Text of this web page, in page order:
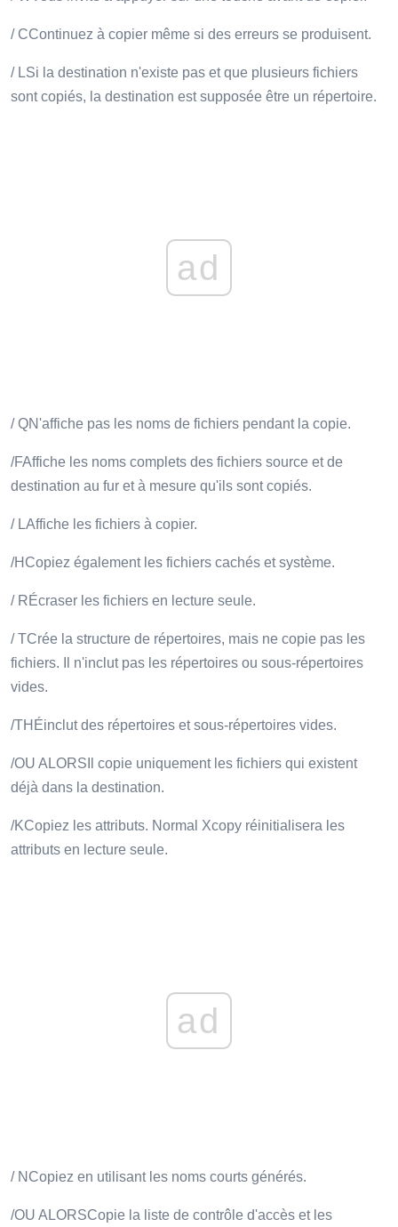
/ CContinuez à copier même si des erreurs se produisent.
/ LSi la destination n'existe pas et que plusieurs fichiers
sont copiés, la destination est supposée être un répertoire.
ad
/ QN'affiche pas les noms de fichiers pendant la copie.
/FAffiche les noms complets des fichiers source et de
destination au fur et à mesure qu'ils sont copiés.
/ LAffiche les fichiers à copier.
/HCopiez également les fichiers cachés et système.
/ RÉcraser les fichiers en lecture seule.
/ TCrée la structure de répertoires, mais ne copie pas les
fichiers. Il n'inclut pas les répertoires ou sous-répertoires
vides.
/THÉinclut des répertoires et sous-répertoires vides.
/OU ALORSIl copie uniquement les fichiers qui existent
déjà dans la destination.
/KCopiez les attributs. Normal Xcopy réinitialisera les
attributs en lecture seule.
ad
/ NCopiez en utilisant les noms courts générés.
/OU ALORSCopie la liste de contrôle d'accès et les